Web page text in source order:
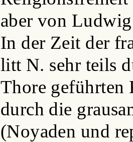
aber von
In der Zeit der
litt N. sehr teils
Thore geführten
durch die
(Noyaden und